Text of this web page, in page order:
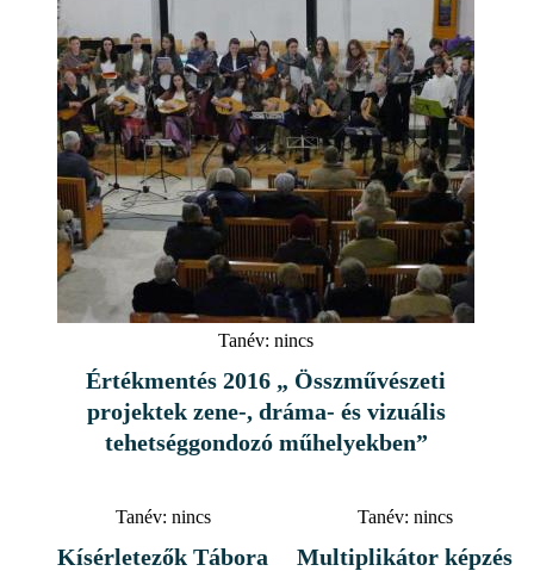
Tanév: nincs
Értékmentés 2016 „ Összművészeti
projektek zene-, dráma- és vizuális
tehetséggondozó műhelyekben”
Tanév: nincs
Kísérletezők Tábora
Tanév: nincs
Multiplikátor képzés